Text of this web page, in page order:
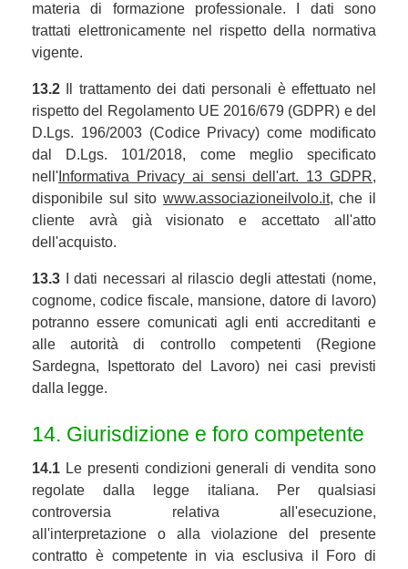
materia di formazione professionale. I dati sono
trattati elettronicamente nel rispetto della normativa
vigente.
13.2 Il trattamento dei dati personali è effettuato nel
rispetto del Regolamento UE 2016/679 (GDPR) e del
D.Lgs. 196/2003 (Codice Privacy) come modificato
dal D.Lgs. 101/2018, come meglio specificato
nell' Informativa Privacy ai sensi dell'art. 13 GDPR,
disponibile sul sito www.associazioneilvolo.it, che il
cliente avrà già visionato e accettato all'atto
dell'acquisto.
13.3 I dati necessari al rilascio degli attestati (nome,
cognome, codice fiscale, mansione, datore di lavoro)
potranno essere comunicati agli enti accreditanti e
alle autorità di controllo competenti (Regione
Sardegna, Ispettorato del Lavoro) nei casi previsti
dalla legge.
14. Giurisdizione e foro competente
14.1 Le presenti condizioni generali di vendita sono
regolate dalla legge italiana. Per qualsiasi
controversia relativa all'esecuzione,
all'interpretazione o alla violazione del presente
contratto è competente in via esclusiva il Foro di